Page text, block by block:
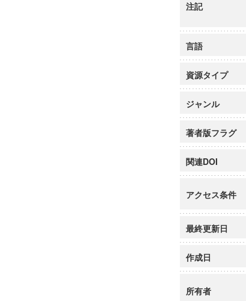
注記
言語
資源タイプ
ジャンル
著者版フラグ
関連DOI
アクセス条件
最終更新日
作成日
所有者